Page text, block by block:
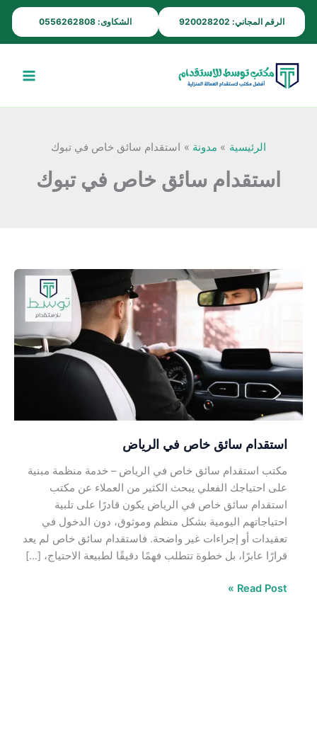
الرقم المجاني: 920028202 الشكاوى: 0556262808
تخطي
إلى
المحتوى
الرئيسية مدونة استقدام سائق خاص في تبوك
استقدام سائق خاص في تبوك
استقدام سائق خاص في الرياض
مكتب استقدام سائق خاص في الرياض – خدمة منظمة مبنية
على احتياجك الفعلي يبحث الكثير من العملاء عن مكتب
استقدام سائق خاص في الرياض يكون قادرًا على تلبية
احتياجاتهم اليومية بشكل منظم وموثوق، دون الدخول في
تعقيدات أو إجراءات غير واضحة. فاستقدام سائق خاص لم يعد
قرارًا عابرًا، بل خطوة تتطلب فهمًا دقيقًا لطبيعة الاحتياج، […]
استقدام
سائق
الرياض
Read Post »